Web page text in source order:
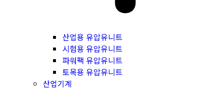
산업용 유압유니트
시험용 유압유니트
파워팩 유압유니트
토목용 유압유니트
산업기계